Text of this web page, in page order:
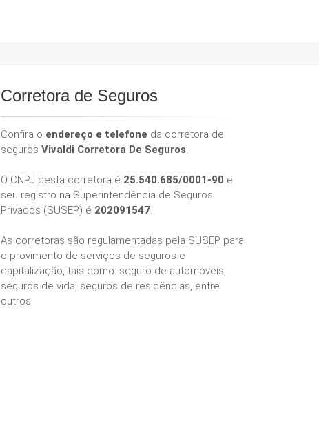
Corretora de Seguros
Confira o endereço e telefone da corretora de
seguros Vivaldi Corretora De Seguros.
O CNPJ desta corretora é 25.540.685/0001-90 e
seu registro na Superintendência de Seguros
Privados (SUSEP) é 202091547.
As corretoras são regulamentadas pela SUSEP para
o provimento de serviços de seguros e
capitalização, tais como: seguro de automóveis,
seguros de vida, seguros de residências, entre
outros.